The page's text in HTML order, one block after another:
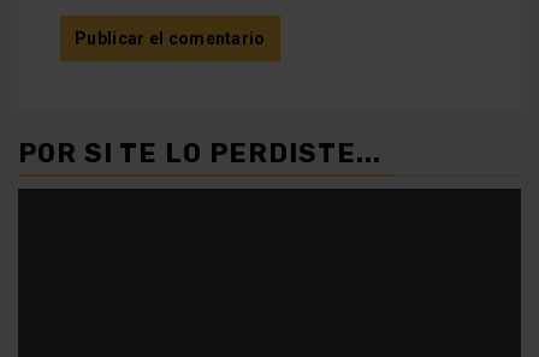
POR SI TE LO PERDISTE...